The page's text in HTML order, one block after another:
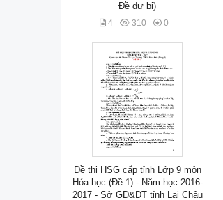
Đề dự bị)
4 310 0
Đề thi HSG cấp tỉnh Lớp 9 môn
Hóa học (Đề 1) - Năm học 2016-
2017 - Sở GD&ĐT tỉnh Lai Châu